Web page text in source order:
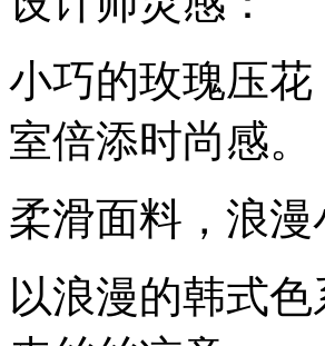
小巧的玫瑰压
室倍添时尚感。
柔滑面料，浪
以浪漫的韩式